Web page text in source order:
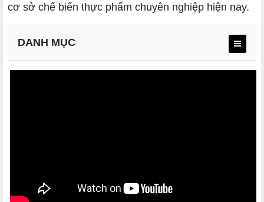
cơ sở chế biến thực phẩm chuyên nghiệp hiện nay.
DANH MỤC
2.3 Phù hợp với nhiều loại rau củ quả và thực phẩm